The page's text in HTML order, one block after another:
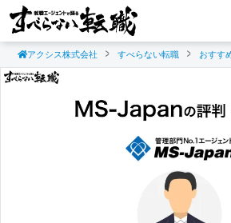
アクシス株式会社 すべらない転職 おすす